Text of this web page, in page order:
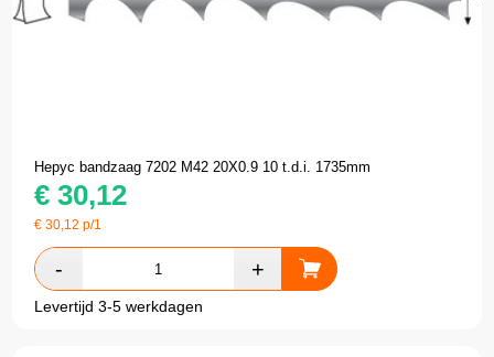
Hepyc bandzaag 7202 M42 20X0.9 10 t.d.i. 1735mm
€ 30,12
€30,12 p/1
Levertijd 3-5 werkdagen